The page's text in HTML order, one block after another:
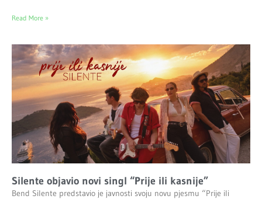
Read More »
Silente objavio novi singl “Prije ili kasnije”
Bend Silente predstavio je javnosti svoju novu pjesmu “Prije ili